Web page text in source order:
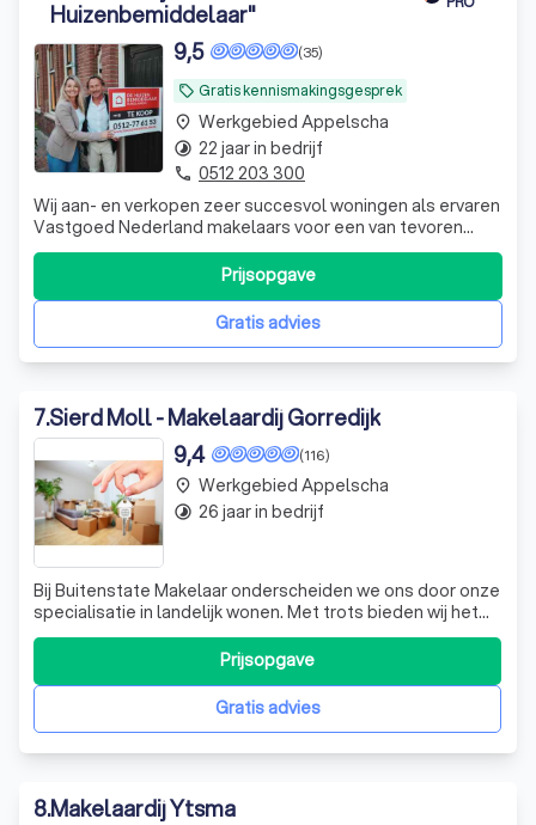
Huizenbemiddelaar"
local_offer Gratis kennismakingsgesprek
(35)
9,5
Wij aan- en verkopen zeer succesvol woningen als ervaren
Vastgoed Nederland makelaars voor een van tevoren
afgesproken courtage in het Noorden van het land.
Gratis advies
Prijsopgave
place Werkgebied Appelscha
timelapse 22 jaar in bedrijf
phone 0512 203 300
7.Sierd Moll - Makelaardij Gorredijk
(116)
9,4
Bij Buitenstate Makelaar onderscheiden we ons door onze
specialisatie in landelijk wonen. Met trots bieden wij het
grootste aanbod vrijstaande woningen in het
buitengebied aan. Onze passie voor het vak en onze
diepgaande kennis van de lokale markt stellen ons in
staat om u optimaal te begeleiden in
Gratis advies
Prijsopgave
place Werkgebied Appelscha
timelapse 26 jaar in bedrijf
8.Makelaardij Ytsma